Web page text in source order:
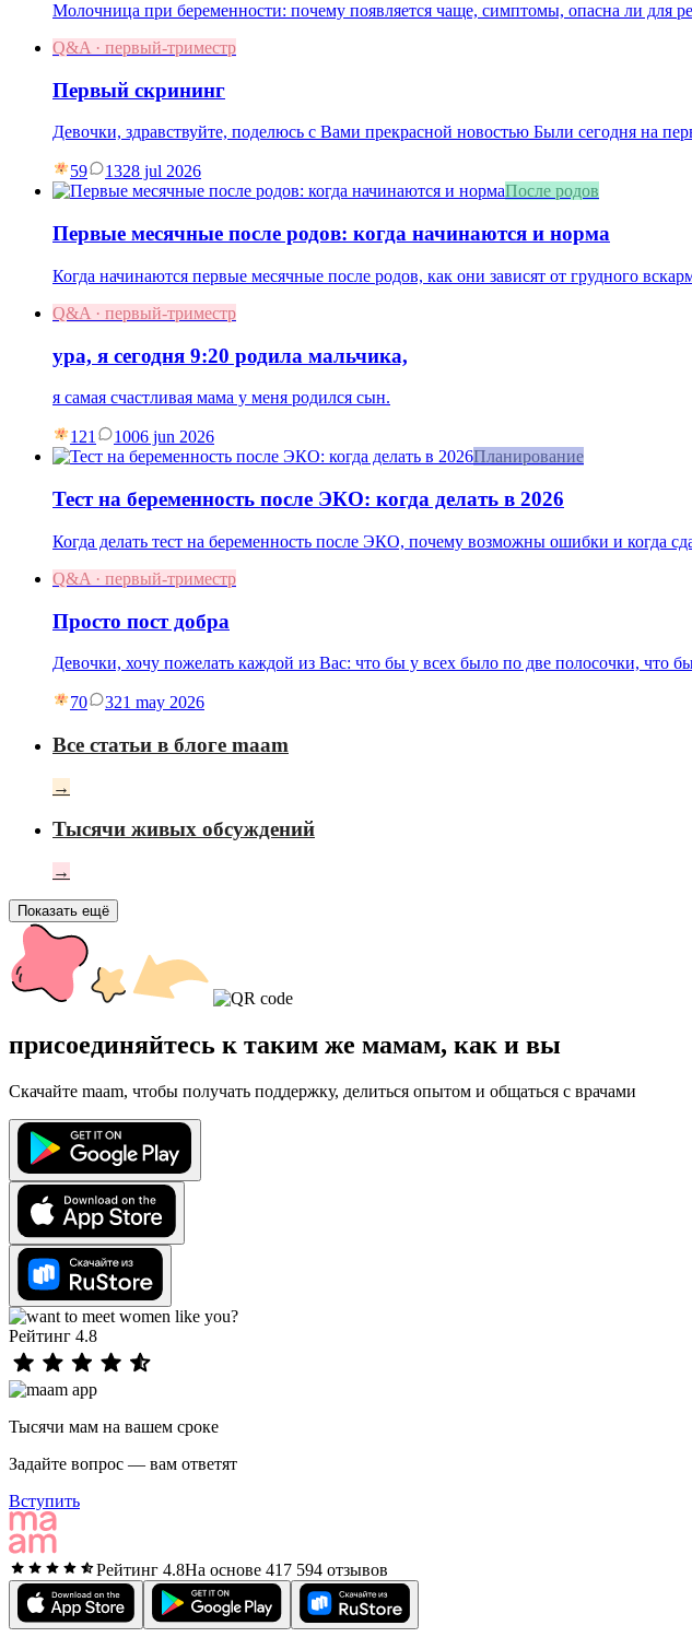
Молочница при беременности: почему появляется чаще, симптомы, опасна ли для
Q&A · первый-триместр
Первый скрининг
Девочки, здравствуйте, поделюсь с Вами прекрасной новостью Были сегодня на
59 1328 jul 2026
После родов
Первые месячные после родов: когда начинаются и норма
Когда начинаются первые месячные после родов, как они зависят от грудного
Q&A · первый-триместр
ура, я сегодня 9:20 родила мальчика,
я самая счастливая мама у меня родился сын.
121 1006 jun 2026
Планирование
Тест на беременность после ЭКО: когда делать в 2026
Когда делать тест на беременность после ЭКО, почему возможны ошибки и когда
Q&A · первый-триместр
Просто пост добра
Девочки, хочу пожелать каждой из Вас: что бы у всех было по две полосочки, что
70 321 may 2026
Все статьи в блоге maam
→
Тысячи живых обсуждений
→
Показать ещё
присоединяйтесь к таким же мамам, как и вы
Скачайте maam, чтобы получать поддержку, делиться опытом и общаться с врачами
Рейтинг 4.8
Тысячи мам на вашем сроке
Задайте вопрос — вам ответят
Вступить
Рейтинг 4.8На основе 417 594 отзывов